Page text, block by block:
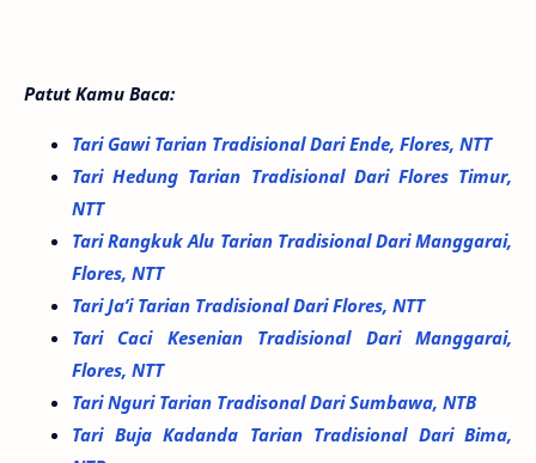
Patut Kamu Baca:
Tari Gawi Tarian Tradisional Dari Ende, Flores, NTT
Tari Hedung Tarian Tradisional Dari Flores Timur,
NTT
Tari Rangkuk Alu Tarian Tradisional Dari Manggarai,
Flores, NTT
Tari Ja’i Tarian Tradisional Dari Flores, NTT
Tari Caci Kesenian Tradisional Dari Manggarai,
Flores, NTT
Tari Nguri Tarian Tradisonal Dari Sumbawa, NTB
Tari Buja Kadanda Tarian Tradisional Dari Bima,